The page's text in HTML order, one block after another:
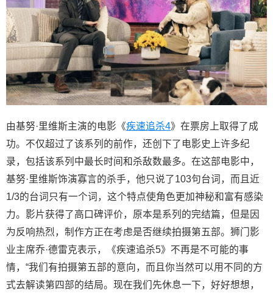
由基努·里维斯主演的电影《疾速追杀4》在票房上取得了成
功。不仅超过了该系列的前作，还创下了电影史上许多纪
录，包括该系列中最长时间和杀敌数最多。在这部电影中，
基努·里维斯饰演寡言的杀手，他只说了103句台词，而且近
1/3的台词只有一个词，这个特点使角色更加神秘和富有感染
力。影片获得了高口碑评价，原本是系列的完结篇，但是因
为反响热烈，制作方正在考虑是否继续拍摄第五部。狮门影
业主席乔·德雷克表示，《疾速追杀5》不再是不可能的事
情，“我们有拍摄第五部的意向，而且你当然可以用不同的方
式去解读第四部的结局。现在我们先休息一下，好好想想，